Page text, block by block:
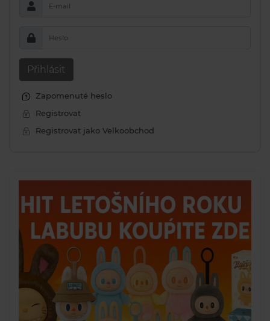
E-mail
Heslo
Přihlásit
Zapomenuté heslo
Registrovat
Registrovat jako Velkoobchod